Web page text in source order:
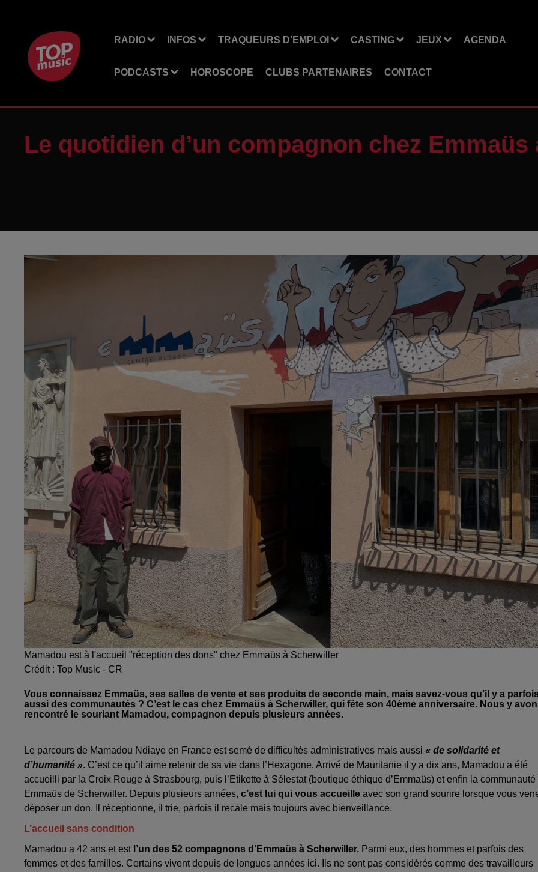
RADIO INFOS TRAQUEURS D'EMPLOI CASTING JEUX AGENDA
PODCASTS HOROSCOPE CLUBS PARTENAIRES CONTACT
Le quotidien d’un compagnon chez
Mamadou est à l'accueil "réception des dons" chez Emmaüs à Scherwiller
Crédit : Top Music - CR
Vous connaissez Emmaüs, ses salles de vente et ses produits de seconde main, mais savez-vous qu’il y a
aussi des communautés ? C’est le cas chez Emmaüs à Scherwiller, qui fête son 40ème anniversaire. Nous y
rencontré le souriant Mamadou, compagnon depuis plusieurs années.
Le parcours de Mamadou Ndiaye en France est semé de difficultés administratives mais aussi « de solidarité et
d’humanité ». C’est ce qu’il aime retenir de sa vie dans l’Hexagone. Arrivé de Mauritanie il y a dix ans, Mamadou a été
accueilli par la Croix Rouge à Strasbourg, puis l’Etikette à Sélestat (boutique éthique d’Emmaüs) et enfin la communauté
Emmaüs de Scherwiller. Depuis plusieurs années, c’est lui qui vous accueille avec son grand sourire lorsque vous
déposer un don. Il réceptionne, il trie, parfois il recale mais toujours avec bienveillance.
L’accueil sans condition
Mamadou a 42 ans et est l’un des 52 compagnons d’Emmaüs à Scherwiller. Parmi eux, des hommes et parfois des
femmes et des familles. Certains vivent depuis de longues années ici. Ils ne sont pas considérés comme des travailleurs